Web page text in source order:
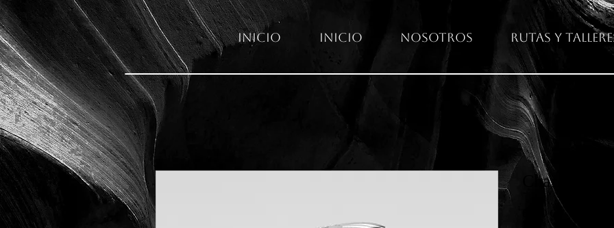
Inicio Inicio Nosotros Rutas y
Charrán
Preis